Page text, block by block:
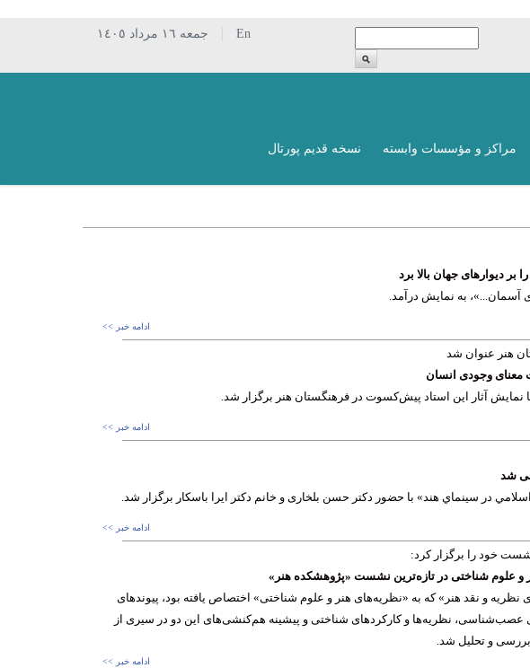
جمعه ١٦ مرداد ١٤٠٥
En
مراکز و مؤسسات وابسته نسخه قدیم پورتال
دیوارهای جهان بالا برد
آسمان...»، به نمایش درآمد.
ادامه خبر >>
هنر عنوان شد
معنای وجودی انسان
نمایش آثار این استاد پیش‌کسوت در فرهنگستان هنر برگزار شد.
ادامه خبر >>
شد
در سينماي هند» با حضور دکتر حسن بلخاری و خانم دکتر ایرا باسکار برگزار شد.
ادامه خبر >>
خود را برگزار کرد:
و علوم شناختی در تازه‌ترین نشست «پژوهشکده هنر»
و نقد هنر» که به «نظریه‌های هنر و علوم شناختی» اختصاص یافته بود، پیوندهای
عصب‌شناسی، نظریه‌ها و کارکردهای شناختی و پیشینه هم‌کنشی‌های این دو در سیری از
و تحلیل شد.
ادامه خبر >>